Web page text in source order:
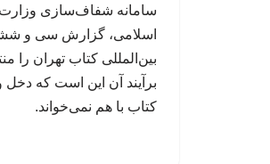
سامانه شفاف‌سازی
اسلامی، گزارش سی و
بین‌المللی کتاب تهران را
برآیند آن این است که دخل
کتاب با هم نمی‌خواند.